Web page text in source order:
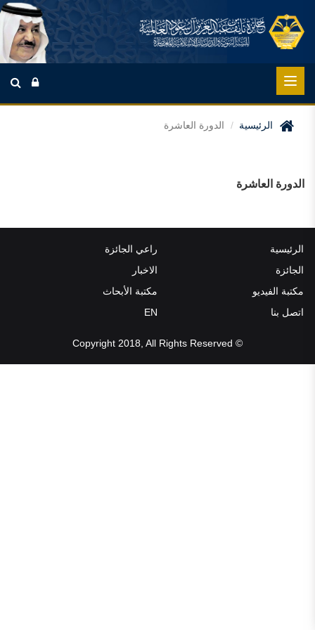
الرئيسية الدورة العاشرة
الدورة العاشرة
الرئيسية
راعي الجائزة
الجائزة
الاخبار
مكتبة الفيديو
مكتبة الأبحاث
اتصل بنا
EN
© Copyright 2018, All Rights Reserved